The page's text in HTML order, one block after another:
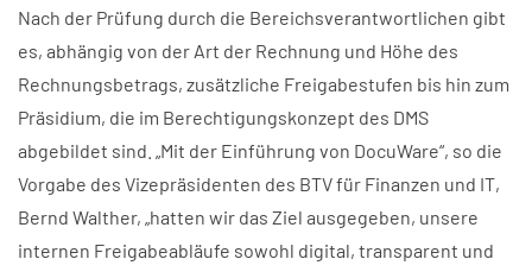
Nach der Prüfung durch die Bereichsverantwortlichen gibt
es, abhängig von der Art der Rechnung und Höhe des
Rechnungsbetrags, zusätzliche Freigabestufen bis hin zum
Präsidium, die im Berechtigungskonzept des DMS
abgebildet sind. „Mit der Einführung von DocuWare“, so die
Vorgabe des Vizepräsidenten des BTV für Finanzen und IT,
Bernd Walther, „hatten wir das Ziel ausgegeben, unsere
internen Freigabeabläufe sowohl digital, transparent und